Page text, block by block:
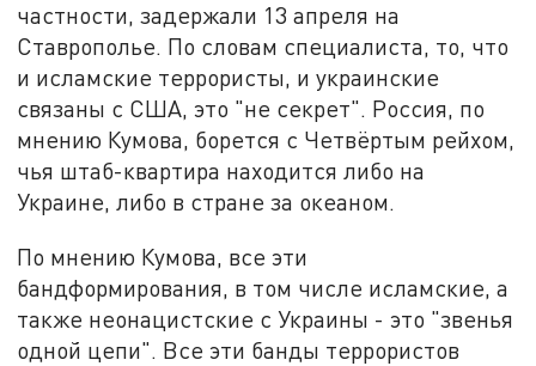
частности, задержали 13 апреля на
Ставрополье. По словам специалиста, то, что
и исламские террористы, и украинские
связаны с США, это "не секрет". Россия, по
мнению Кумова, борется с Четвёртым рейхом,
чья штаб-квартира находится либо на
Украине, либо в стране за океаном.
По мнению Кумова, все эти
бандформирования, в том числе исламские, а
также неонацистские с Украины - это "звенья
одной цепи". Все эти банды террористов